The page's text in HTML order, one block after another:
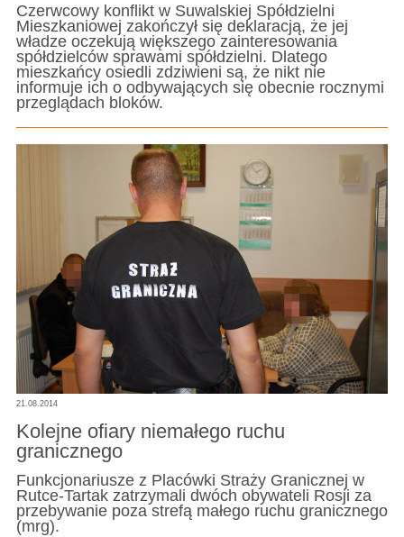
Czerwcowy konflikt w Suwalskiej Spółdzielni
Mieszkaniowej zakończył się deklaracją, że jej
władze oczekują większego zainteresowania
spółdzielców sprawami spółdzielni. Dlatego
mieszkańcy osiedli zdziwieni są, że nikt nie
informuje ich o odbywających się obecnie rocznymi
przeglądach bloków.
21.08.2014
Kolejne ofiary niemałego ruchu
granicznego
Funkcjonariusze z Placówki Straży Granicznej w
Rutce-Tartak zatrzymali dwóch obywateli Rosji za
przebywanie poza strefą małego ruchu granicznego
(mrg).